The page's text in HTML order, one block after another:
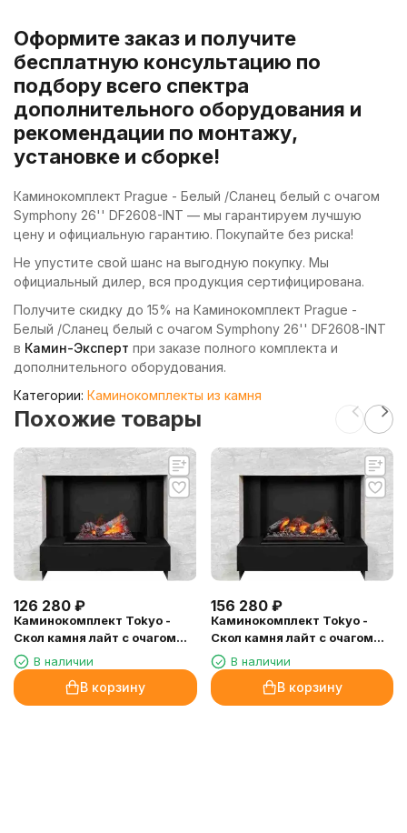
Оформите заказ и получите
бесплатную консультацию по
подбору всего спектра
дополнительного оборудования и
рекомендации по монтажу,
установке и сборке!
Каминокомплект Prague - Белый /Сланец белый с очагом
Symphony 26'' DF2608-INT — мы гарантируем лучшую
цену и официальную гарантию. Покупайте без риска!
Не упустите свой шанс на выгодную покупку. Мы
официальный дилер, вся продукция сертифицирована.
Получите скидку до 15% на Каминокомплект Prague -
Белый /Сланец белый с очагом Symphony 26'' DF2608-INT
в Камин-Эксперт при заказе полного комплекта и
дополнительного оборудования.
Категории: Каминокомплекты из камня
Похожие товары
126 280 ₽
Каминокомплект Tokyo -
Скол камня лайт с очагом
Cassette 400 NH
В наличии
В корзину
156 280 ₽
Каминокомплект Tokyo -
Скол камня лайт с очагом
Cassette 600 NH
В наличии
В корзину